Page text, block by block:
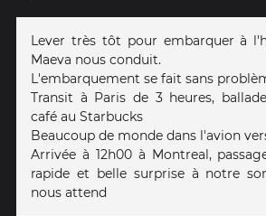
Lever très tôt pour embarquer à
Maeva nous conduit.
L'embarquement se fait sans
Transit à Paris de 3 heures,
café au Starbucks
Beaucoup de monde dans l'avion
Arrivée à 12h00 à Montreal,
rapide et belle surprise à notre
nous attend